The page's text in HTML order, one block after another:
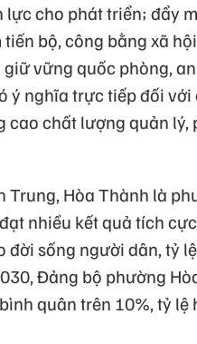
cho phát triển; đẩy
bộ, công bằng xã
vững quốc phòng,
ý nghĩa trực tiếp đối với
chất lượng quản lý,
Trung, Hòa Thành là
nhiều kết quả tích
sống người dân, tỷ
Đảng bộ phường
quân trên 10%, tỷ lệ